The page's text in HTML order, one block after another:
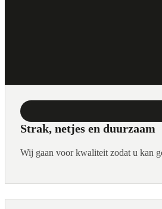
Strak, netjes en duurzaam
Wij gaan voor kwaliteit zodat u kan